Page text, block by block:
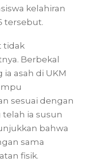
kelahiran
tersebut.
tidak
Berbekal
asah di UKM
sesuai dengan
ia susun
bahwa
sama
fisik.